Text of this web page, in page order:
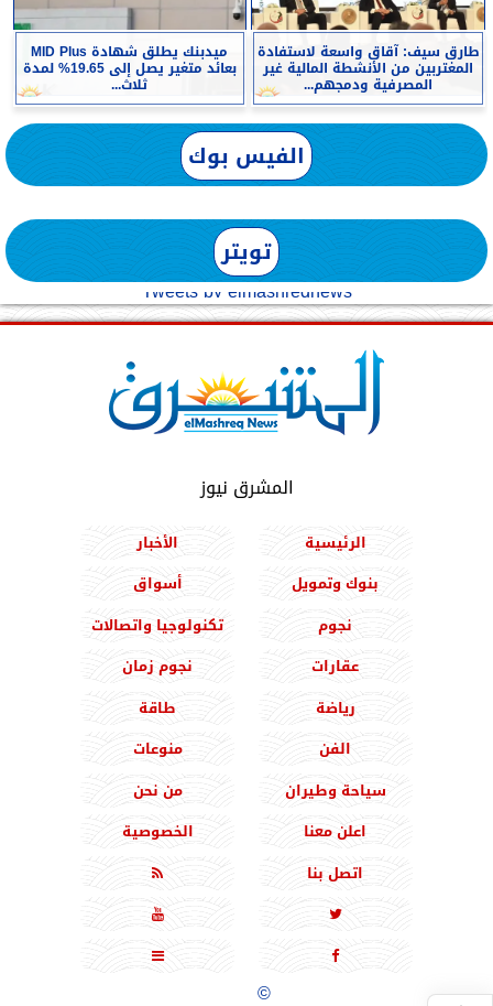
طارق سيف: آقاق واسعة لاستفادة
المغتربين من الأنشطة المالية غير
المصرفية ودمجهم...
ميدبنك يطلق شهادة MID Plus
بعائد متغير يصل إلى 19.65% لمدة
ثلاث...
الفيس بوك
تويتر
Tweets by elmashreqnews
المشرق نيوز
الرئيسية
الأخبار
بنوك وتمويل
أسواق
نجوم
تكنولوجيا واتصالات
عقارات
نجوم زمان
رياضة
طاقة
الفن
منوعات
سياحة وطيران
من نحن
اعلن معنا
الخصوصية
اتصل بنا





جميع الحقوق محفوظة©